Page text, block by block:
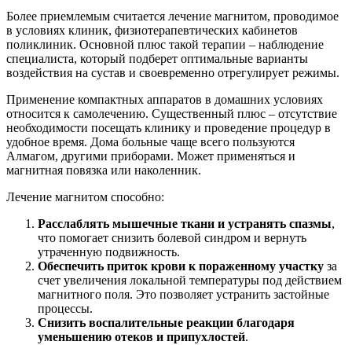
Более приемлемым считается лечение магнитом, проводимое
в условиях клиник, физиотерапевтических кабинетов
поликлиник. Основной плюс такой терапии – наблюдение
специалиста, который подберет оптимальные варианты
воздействия на сустав и своевременно отрегулирует режимы.
Применение компактных аппаратов в домашних условиях
относится к самолечению. Существенный плюс – отсутствие
необходимости посещать клинику и проведение процедур в
удобное время. Дома больные чаще всего пользуются
Алмагом, другими приборами. Может применяться и
магнитная повязка или наколенник.
Лечение магнитом способно:
Расслаблять мышечные ткани и устранять спазмы,
что помогает снизить болевой синдром и вернуть
утраченную подвижность.
Обеспечить приток крови к пораженному участку за
счет увеличения локальной температуры под действием
магнитного поля. Это позволяет устранить застойные
процессы.
Снизить воспалительные реакции благодаря
уменьшению отеков и припухлостей.